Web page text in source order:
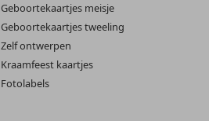
Geboortekaartjes meisje
Geboortekaartjes tweeling
Zelf ontwerpen
Kraamfeest kaartjes
Fotolabels